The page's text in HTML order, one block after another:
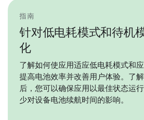
指南
针对低电耗模式和待机
化
了解如何使应用适应低电耗模式和
提高电池效率并改善用户体验。了
后，您可以确保应用以最佳状态运
少对设备电池续航时间的影响。